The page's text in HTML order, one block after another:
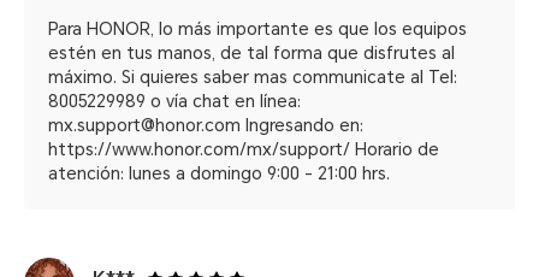
Para HONOR, lo más importante es que los equipos
estén en tus manos, de tal forma que disfrutes al
máximo. Si quieres saber mas communicate al Tel:
8005229989 o vía chat en línea:
mx.support@honor.com Ingresando en:
https://www.honor.com/mx/support/ Horario de
atención: lunes a domingo 9:00 - 21:00 hrs.